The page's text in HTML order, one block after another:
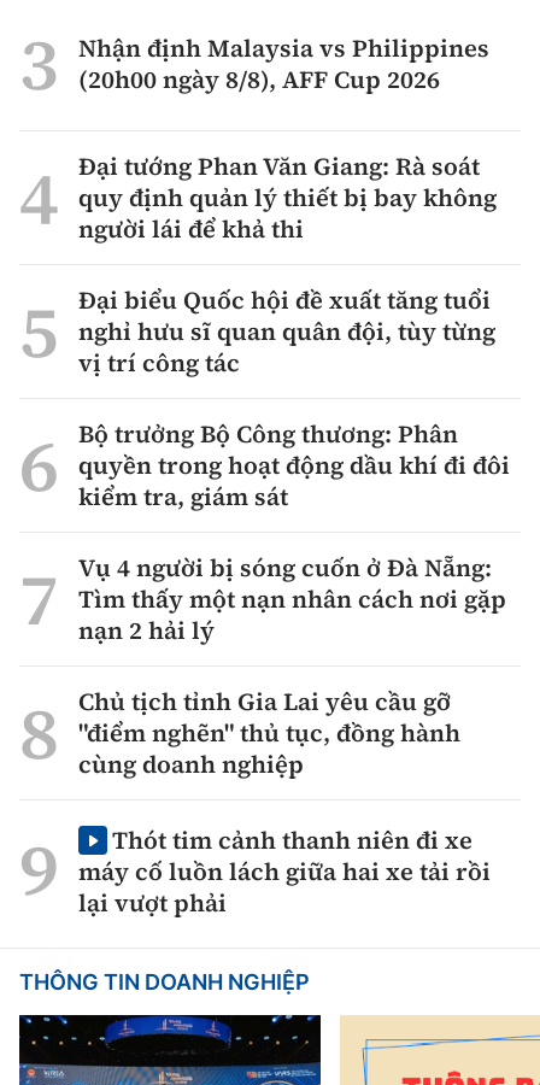
Nhận định Malaysia vs Philippines
(20h00 ngày 8/8), AFF Cup 2026
Đại tướng Phan Văn Giang: Rà soát
quy định quản lý thiết bị bay không
người lái để khả thi
Đại biểu Quốc hội đề xuất tăng tuổi
nghỉ hưu sĩ quan quân đội, tùy từng
vị trí công tác
Bộ trưởng Bộ Công thương: Phân
quyền trong hoạt động dầu khí đi đôi
kiểm tra, giám sát
Vụ 4 người bị sóng cuốn ở Đà Nẵng:
Tìm thấy một nạn nhân cách nơi gặp
nạn 2 hải lý
Chủ tịch tỉnh Gia Lai yêu cầu gỡ
"điểm nghẽn" thủ tục, đồng hành
cùng doanh nghiệp
Thót tim cảnh thanh niên đi xe
máy cố luồn lách giữa hai xe tải rồi
lại vượt phải
THÔNG TIN DOANH NGHIỆP